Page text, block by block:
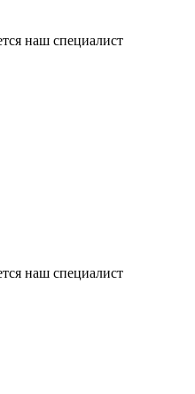
наш специалист
наш специалист